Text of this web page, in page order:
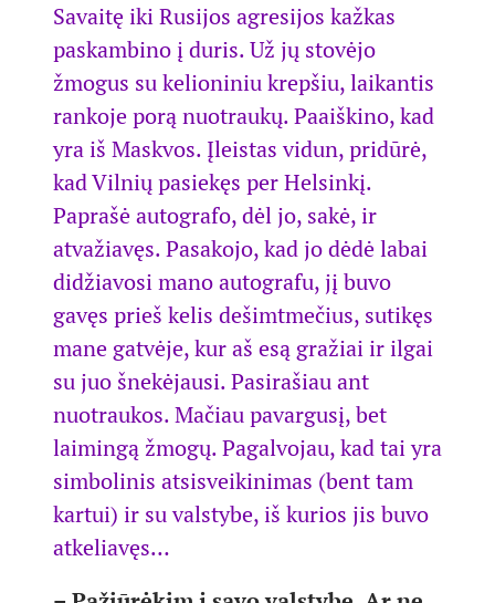
Savaitę iki Rusijos agresijos kažkas
paskambino į duris. Už jų stovėjo
žmogus su kelioniniu krepšiu, laikantis
rankoje porą nuotraukų. Paaiškino, kad
yra iš Maskvos. Įleistas vidun, pridūrė,
kad Vilnių pasiekęs per Helsinkį.
Paprašė autografo, dėl jo, sakė, ir
atvažiavęs. Pasakojo, kad jo dėdė labai
didžiavosi mano autografu, jį buvo
gavęs prieš kelis dešimtmečius, sutikęs
mane gatvėje, kur aš esą gražiai ir ilgai
su juo šnekėjausi. Pasirašiau ant
nuotraukos. Mačiau pavargusį, bet
laimingą žmogų. Pagalvojau, kad tai yra
simbolinis atsisveikinimas (bent tam
kartui) ir su valstybe, iš kurios jis buvo
atkeliavęs…